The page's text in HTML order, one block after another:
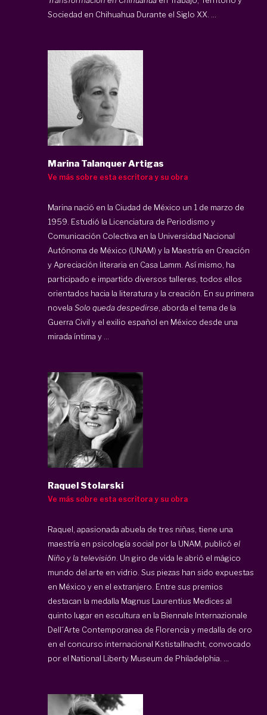
Sociedad en Chihuahua Durante el Siglo XX. ...
Marina Talanquer Artigas
Ve más sobre esta escritora y su obra
Marina nació en la Ciudad de México un 1 de marzo de
1959. Estudió la Licenciatura de Periodismo y
Comunicación Colectiva en la Universidad Nacional
Autónoma de México (UNAM) y la Maestría en Creación
y Apreciación literaria en Casa Lamm. Así mismo, ha
participado e impartido diversos talleres, todos ellos
orientados hacia la literatura y la creación. En su primera
novela Solo queda despedirse , aborda el tema de la
Guerra Civil y el exilio español en México desde una
mirada íntima y ...
Raquel Stolarski
Ve más sobre esta escritora y su obra
Raquel, apasionada abuela de tres niñas, tiene una
maestría en psicología social por la UNAM, publicó el
Niño y la televisión . Un giro de vida le abrió el mágico
mundo del arte en vidrio. Sus piezas han sido expuestas
en México y en el extranjero. Entre sus premios
destacan la medalla Magnus Laurentius Medices al
quinto lugar en escultura en la Biennale Internazionale
Dell´Arte Contemporanea de Florencia y medalla de oro
en el concurso internacional Kstistallnacht, convocado
por el National Liberty Museum de Philadelphia. ...